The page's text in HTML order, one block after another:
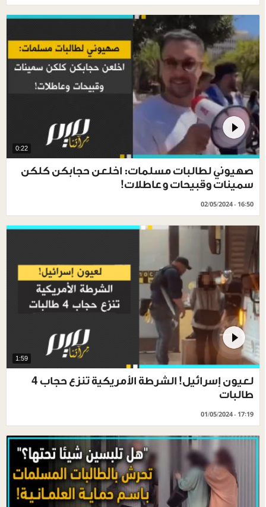
0:22
صهيوني لطالبات مسلمات: اخلعن حجابكن كلكن
سمينات وقبيحات وعاطلات!
02/05/2024 - 16:50
1:59
لعيون إسرائيل! الشرطة الأمريكية تنزع حجاب 4
طالبات
01/05/2024 - 17:19